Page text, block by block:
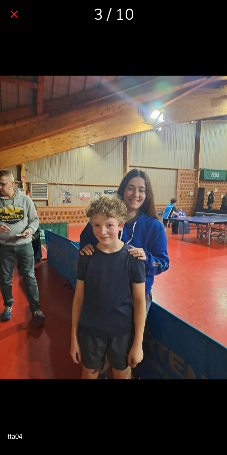
3 / 10
tta04